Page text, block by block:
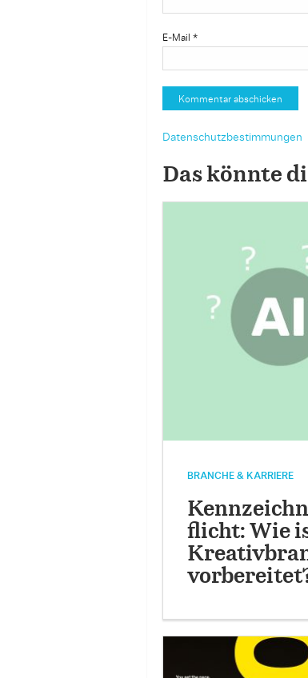
E-Mail *
Datenschutzbestimmungen
Das könnte
BRANCHE & KARRIERE
flicht: Wie